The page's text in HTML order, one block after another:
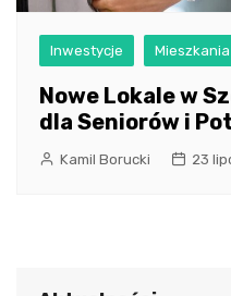
Inwestycje Mieszkania
Nowe Lokale w
dla Seniorów i
Kamil Borucki 23